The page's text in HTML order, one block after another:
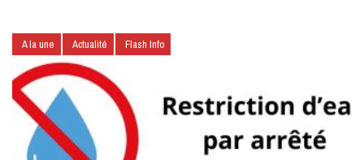
A la une Actualité Flash Info